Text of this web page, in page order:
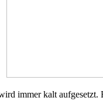
immer kalt